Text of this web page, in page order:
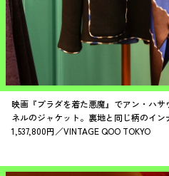
映画『プラダを着た悪魔』でアン・ハ
ネルのジャケット。裏地と同じ柄のイン
1,537,800円／VINTAGE QOO TOKYO